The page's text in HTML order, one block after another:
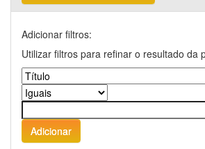
Adicionar filtros:
Utilizar filtros para refinar o resultado da